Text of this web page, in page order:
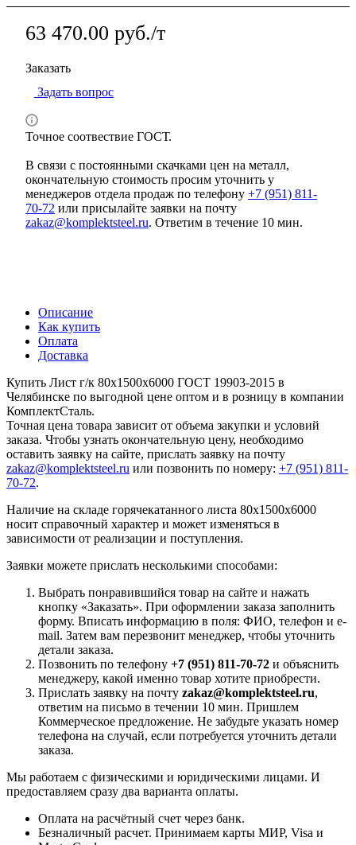
63 470.00 руб./т
Заказать
Задать вопрос
Точное соотвествие ГОСТ.
В связи с постоянными скачками цен на металл,
окончательную стоимость просим уточнить у
менеджеров отдела продаж по телефону +7 (951) 811-
70-72 или присылайте заявки на почту
zakaz@komplektsteel.ru. Ответим в течение 10 мин.
Описание
Как купить
Оплата
Доставка
Купить Лист г/к 80x1500x6000 ГОСТ 19903-2015 в
Челябинске по выгодной цене оптом и в розницу в компании
КомплектСталь.
Точная цена товара зависит от объема закупки и условий
заказа. Чтобы узнать окончательную цену, необходимо
оставить заявку на сайте, прислать заявку на почту
zakaz@komplektsteel.ru или позвонить по номеру: +7 (951) 811-
70-72.
Наличие на складе горячекатанного листа 80x1500x6000
носит справочный характер и может изменяться в
зависимости от реализации и поступления.
Заявки можете прислать несколькими способами:
Выбрать понравившийся товар на сайте и нажать
кнопку «Заказать». При оформлении заказа заполнить
форму. Вписать информацию в поля: ФИО, телефон и e-
mail. Затем вам перезвонит менеджер, чтобы уточнить
детали заказа.
Позвонить по телефону +7 (951) 811-70-72 и объяснить
менеджеру, какой именно товар хотите приобрести.
Прислать заявку на почту zakaz@komplektsteel.ru,
ответим на письмо в течении 10 мин. Пришлем
Коммерческое предложение. Не забудьте указать номер
телефона на случай, если потребуется уточнить детали
заказа.
Мы работаем с физическими и юридическими лицами. И
предоставляем сразу два варианта оплаты.
Оплата на расчётный счет через банк.
Безналичный расчет. Принимаем карты МИР, Visa и